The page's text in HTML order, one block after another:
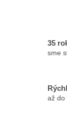
35
sme
až do